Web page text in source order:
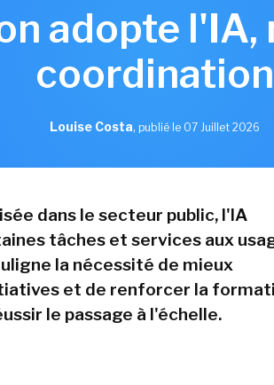
adopte l'IA,
coordination
Louise Costa, publié le 07 Juillet 2026
dans le secteur public, l'IA
tâches et services aux
la nécessité de mieux
et de renforcer la
le passage à l'échelle.